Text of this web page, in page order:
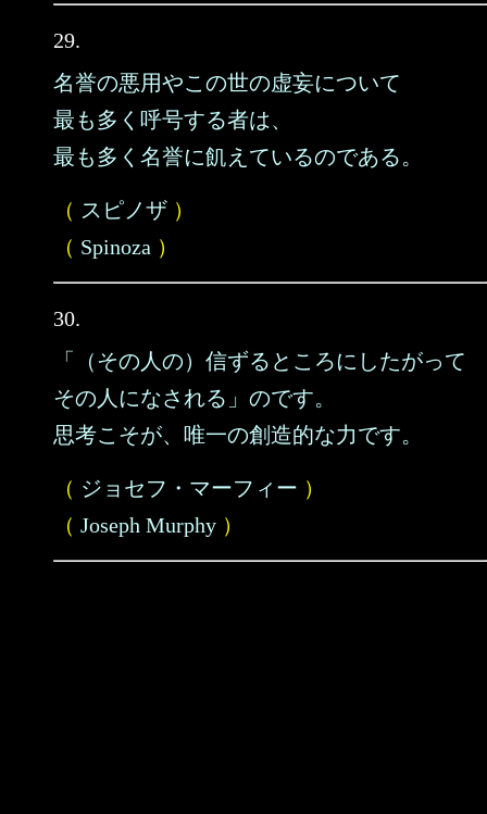
29.
名誉の悪用やこの世の虚妄について
最も多く呼号する者は、
最も多く名誉に飢えているのである。
（ スピノザ ）
（ Spinoza ）
30.
「（その人の）信ずるところにしたがって
その人になされる」のです。
思考こそが、唯一の創造的な力です。
（ ジョセフ・マーフィー ）
（ Joseph Murphy ）